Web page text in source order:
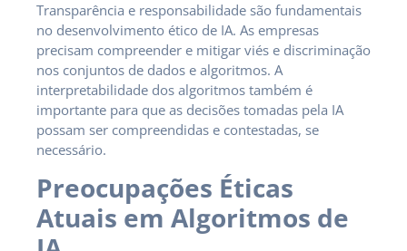
Transparência e responsabilidade são fundamentais
no desenvolvimento ético de IA. As empresas
precisam compreender e mitigar viés e discriminação
nos conjuntos de dados e algoritmos. A
interpretabilidade dos algoritmos também é
importante para que as decisões tomadas pela IA
possam ser compreendidas e contestadas, se
necessário.
Preocupações Éticas
Atuais em Algoritmos de